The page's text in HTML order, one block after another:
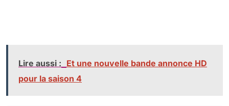
Lire aussi : Et une nouvelle bande annonce HD
pour la saison 4